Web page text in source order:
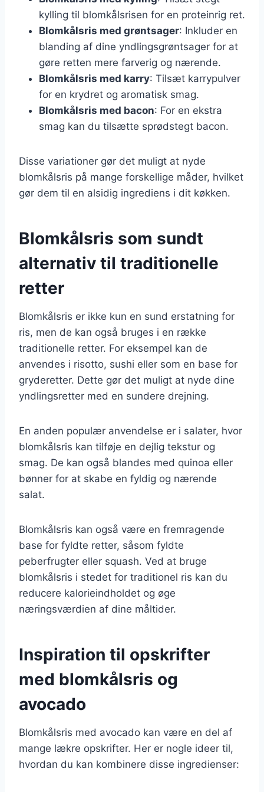
kylling til blomkålsrisen for en proteinrig ret.
Blomkålsris med grøntsager: Inkluder en
blanding af dine yndlingsgrøntsager for at
gøre retten mere farverig og nærende.
Blomkålsris med karry: Tilsæt karrypulver
for en krydret og aromatisk smag.
Blomkålsris med bacon: For en ekstra
smag kan du tilsætte sprødstegt bacon.
Disse variationer gør det muligt at nyde
blomkålsris på mange forskellige måder, hvilket
gør dem til en alsidig ingrediens i dit køkken.
Blomkålsris som sundt
alternativ til traditionelle
retter
Blomkålsris er ikke kun en sund erstatning for
ris, men de kan også bruges i en række
traditionelle retter. For eksempel kan de
anvendes i risotto, sushi eller som en base for
gryderetter. Dette gør det muligt at nyde dine
yndlingsretter med en sundere drejning.
En anden populær anvendelse er i salater, hvor
blomkålsris kan tilføje en dejlig tekstur og
smag. De kan også blandes med quinoa eller
bønner for at skabe en fyldig og nærende
salat.
Blomkålsris kan også være en fremragende
base for fyldte retter, såsom fyldte
peberfrugter eller squash. Ved at bruge
blomkålsris i stedet for traditionel ris kan du
reducere kalorieindholdet og øge
næringsværdien af dine måltider.
Inspiration til opskrifter
med blomkålsris og
avocado
Blomkålsris med avocado kan være en del af
mange lækre opskrifter. Her er nogle ideer til,
hvordan du kan kombinere disse ingredienser: